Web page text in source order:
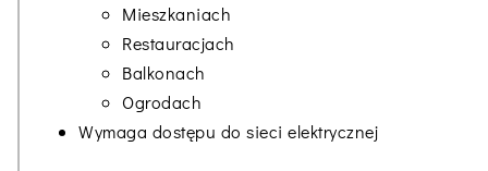
Mieszkaniach
Restauracjach
Balkonach
Ogrodach
Wymaga dostępu do sieci elektrycznej